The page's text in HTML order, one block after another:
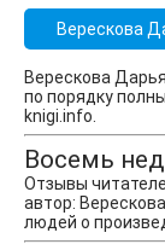
Верескова
Верескова
по порядку
knigi.info.
Восемь
Отзывы
автор:
людей о